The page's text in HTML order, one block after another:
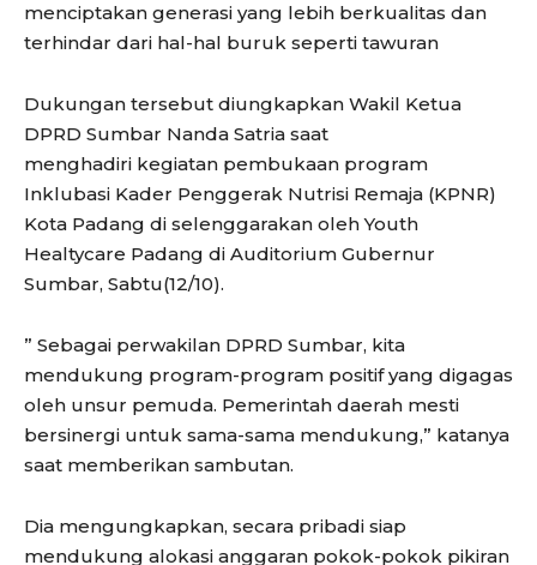
menciptakan generasi yang lebih berkualitas dan
terhindar dari hal-hal buruk seperti tawuran
Dukungan tersebut diungkapkan Wakil Ketua
DPRD Sumbar Nanda Satria saat
menghadiri kegiatan pembukaan program
Inklubasi Kader Penggerak Nutrisi Remaja (KPNR)
Kota Padang di selenggarakan oleh Youth
Healtycare Padang di Auditorium Gubernur
Sumbar, Sabtu(12/10).
” Sebagai perwakilan DPRD Sumbar, kita
mendukung program-program positif yang digagas
oleh unsur pemuda. Pemerintah daerah mesti
bersinergi untuk sama-sama mendukung,” katanya
saat memberikan sambutan.
Dia mengungkapkan, secara pribadi siap
mendukung alokasi anggaran pokok-pokok pikiran